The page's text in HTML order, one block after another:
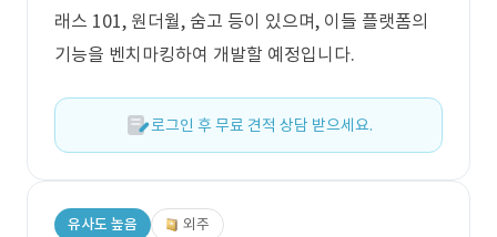
래스 101, 원더월, 숨고 등이 있으며, 이들 플랫폼의
기능을 벤치마킹하여 개발할 예정입니다.
로그인 후 무료 견적 상담 받으세요.
유사도 높음 외주